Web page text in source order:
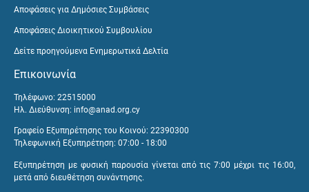
Αποφάσεις για Δημόσιες Συμβάσεις
Αποφάσεις Διοικητικού Συμβουλίου
Δείτε προηγούμενα Ενημερωτικά Δελτία
Επικοινωνία
Τηλέφωνο: 22515000
Ηλ. Διεύθυνση: info@anad.org.cy
Γραφείο Εξυπηρέτησης του Κοινού: 22390300
Τηλεφωνική Εξυπηρέτηση: 07:00 - 18:00
Εξυπηρέτηση με φυσική παρουσία γίνεται από τις 7:00 μέχρι τις 16:00,
μετά από διευθέτηση συνάντησης.